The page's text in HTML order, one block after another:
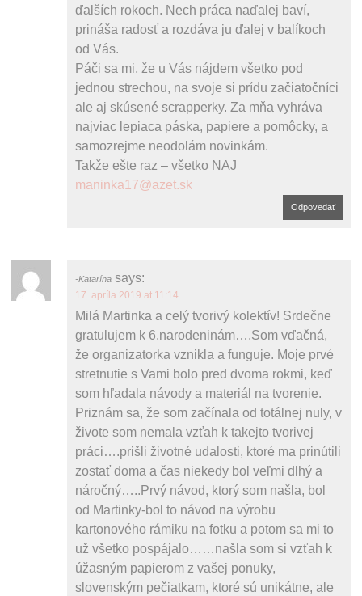
ďalších rokoch. Nech práca naďalej baví,
prináša radosť a rozdáva ju ďalej v balíkoch
od Vás.
Páči sa mi, že u Vás nájdem všetko pod
jednou strechou, na svoje si prídu začiatočníci
ale aj skúsené scrapperky. Za mňa vyhráva
najviac lepiaca páska, papiere a pomôcky, a
samozrejme neodolám novinkám.
Takže ešte raz – všetko NAJ
maninka17@azet.sk
Odpovedať
Katarína says:
17. apríla 2019 at 11:14
Milá Martinka a celý tvorivý kolektív! Srdečne
gratulujem k 6.narodeninám….Som vďačná,
že organizatorka vznikla a funguje. Moje prvé
stretnutie s Vami bolo pred dvoma rokmi, keď
som hľadala návody a materiál na tvorenie.
Priznám sa, že som začínala od totálnej nuly, v
živote som nemala vzťah k takejto tvorivej
práci….prišli životné udalosti, ktoré ma prinútili
zostať doma a čas niekedy bol veľmi dlhý a
náročný…..Prvý návod, ktorý som našla, bol
od Martinky-bol to návod na výrobu
kartonového rámiku na fotku a potom sa mi to
už všetko pospájalo……našla som si vzťah k
úžasným papierom z vašej ponuky,
slovenským pečiatkam, ktoré sú unikátne, ale